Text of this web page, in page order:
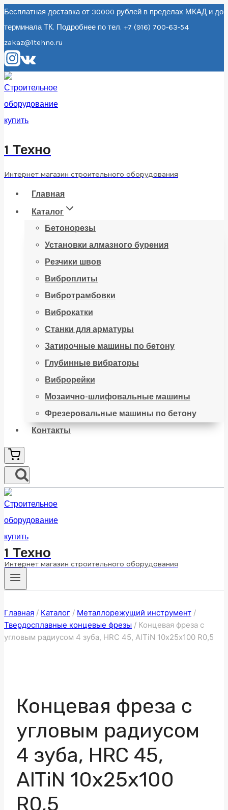
Перейти
к
содержанию
Бесплатная доставка от 30000 рублей в пределах МКАД и до
терминала ТК. Подробнее по тел. +7 (916) 700-63-54
zakaz@1tehno.ru
1 Техно
Интернет магазин строительного оборудования
Главная
Каталог
Бетонорезы
Установки алмазного бурения
Резчики швов
Виброплиты
Вибротрамбовки
Виброкатки
Станки для арматуры
Затирочные машины по бетону
Глубинные вибраторы
Виброрейки
Мозаично-шлифовальные машины
Фрезеровальные машины по бетону
Контакты
1 Техно
Интернет магазин строительного оборудования
Главная / Каталог / Металлорежущий инструмент /
Твердосплавные концевые фрезы / Концевая фреза с
угловым радиусом 4 зуба, HRC 45, AlTiN 10х25х100 R0,5
Концевая фреза с
угловым радиусом
4 зуба, HRC 45,
AlTiN 10х25х100
R0,5